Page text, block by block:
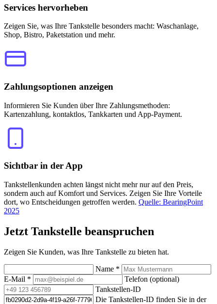
Services hervorheben
Zeigen Sie, was Ihre Tankstelle besonders macht: Waschanlage,
Shop, Bistro, Paketstation und mehr.
Zahlungsoptionen anzeigen
Informieren Sie Kunden über Ihre Zahlungsmethoden:
Kartenzahlung, kontaktlos, Tankkarten und App-Payment.
Sichtbar in der App
Tankstellenkunden achten längst nicht mehr nur auf den Preis,
sondern auch auf Komfort und Services. Zeigen Sie Ihre Vorteile
dort, wo Entscheidungen getroffen werden. Quelle: BearingPoint
2025
Jetzt Tankstelle beanspruchen
Zeigen Sie Kunden, was Ihre Tankstelle zu bieten hat.
Name *
E-Mail *
Telefon (optional)
Tankstellen-ID
Die Tankstellen-ID finden Sie in der